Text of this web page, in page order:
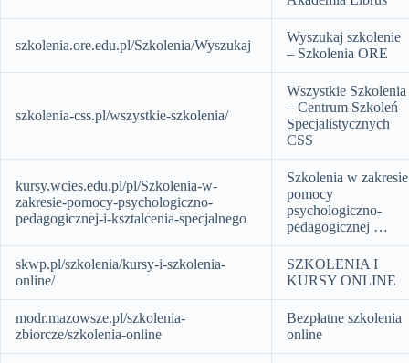
szkolenia.ore.edu.pl/Szkolenia/Wyszukaj
Wyszukaj szkolenie
– Szkolenia ORE
szkolenia-css.pl/wszystkie-szkolenia/
Wszystkie Szkolenia
– Centrum Szkoleń
Specjalistycznych
CSS
kursy.wcies.edu.pl/pl/Szkolenia-w-
zakresie-pomocy-psychologiczno-
pedagogicznej-i-ksztalcenia-specjalnego
Szkolenia w zakresie
pomocy
psychologiczno-
pedagogicznej …
skwp.pl/szkolenia/kursy-i-szkolenia-
online/
SZKOLENIA I
KURSY ONLINE
modr.mazowsze.pl/szkolenia-
zbiorcze/szkolenia-online
Bezpłatne szkolenia
online